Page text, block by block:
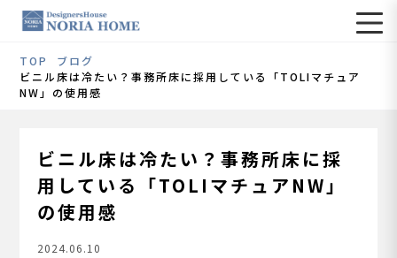
TOP
ブログ
ビニル床は冷たい？事務所床に採用している「TOLIマチュア
NW」の使用感
ビニル床は冷たい？事務所床に採
用している「TOLIマチュアNW」
の使用感
2024.06.10